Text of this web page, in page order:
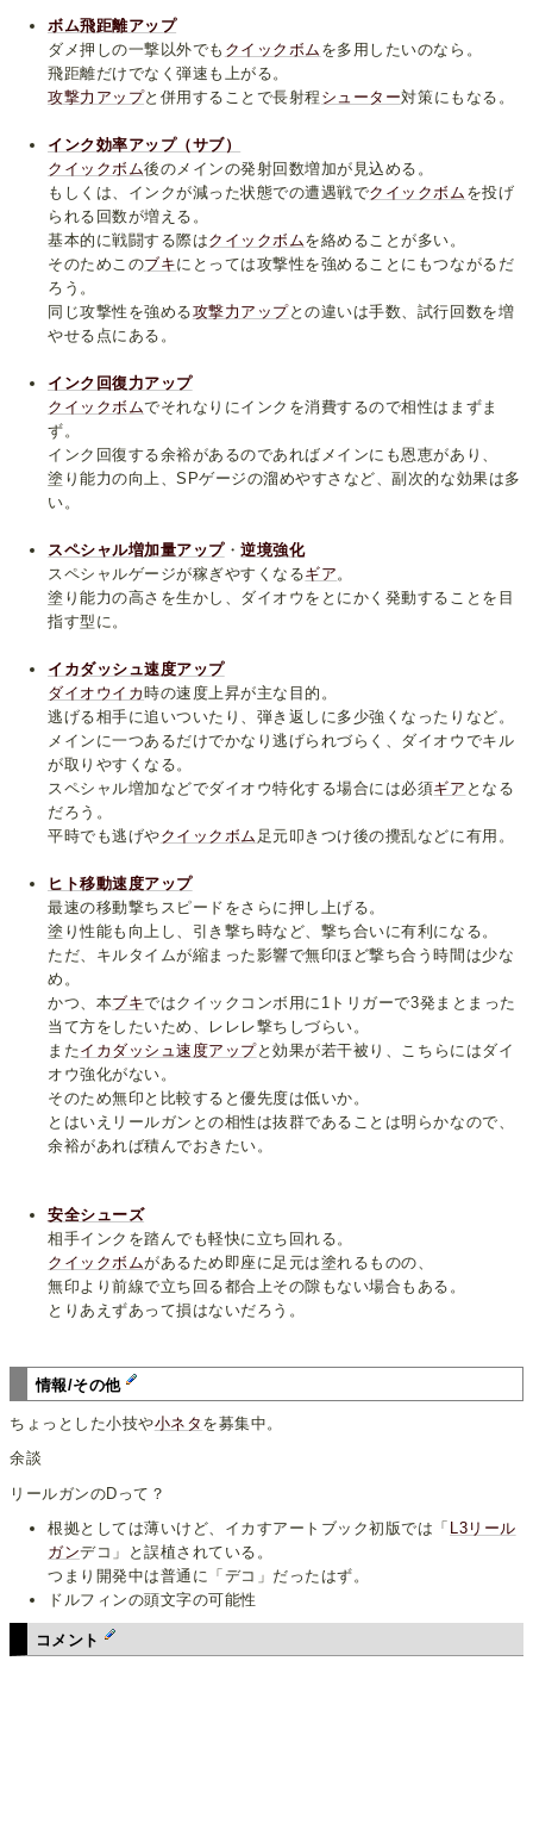
ボム飛距離アップ
ダメ押しの一撃以外でも クイックボム を多用したいのなら。
飛距離だけでなく弾速も上がる。
攻撃力アップと併用することで長射程 シューター対策にもなる。
インク効率アップ（サブ）
クイックボム後のメインの発射回数増加が見込める。
もしくは、インクが減った状態での遭遇戦でクイックボム を投げ
られる回数が増える。
基本的に戦闘する際はクイックボムを絡めることが多い。
そのためこのブキにとっては攻撃性を強めることにもつながるだ
ろう。
同じ攻撃性を強める攻撃力アップとの違いは手数、試行回数を増
やせる点にある。
インク回復力アップ
クイックボムでそれなりにインクを消費するので相性はまずま
ず。
インク回復する余裕があるのであればメインにも恩恵があり、
塗り能力の向上、SPゲージの溜めやすさなど、副次的な効果は多
い。
スペシャル増加量アップ・逆境強化
スペシャルゲージが稼ぎやすくなるギア 。
塗り能力の高さを生かし、ダイオウをとにかく発動することを目
指す型に。
イカダッシュ速度アップ
ダイオウイカ時の速度上昇が主な目的。
逃げる相手に追いついたり、弾き返しに多少強くなったりなど。
メインに一つあるだけでかなり逃げられづらく、ダイオウでキル
が取りやすくなる。
スペシャル増加などでダイオウ特化する場合には必須ギア となる
だろう。
平時でも逃げやクイックボム 足元叩きつけ後の攪乱などに有用。
ヒト移動速度アップ
最速の移動撃ちスピードをさらに押し上げる。
塗り性能も向上し、引き撃ち時など、撃ち合いに有利になる。
ただ、キルタイムが縮まった影響で無印ほど撃ち合う時間は少な
め。
かつ、本ブキではクイックコンボ用に1トリガーで3発まとまった
当て方をしたいため、レレレ撃ちしづらい。
またイカダッシュ速度アップと効果が若干被り、こちらにはダイ
オウ強化がない。
そのため無印と比較すると優先度は低いか。
とはいえリールガンとの相性は抜群であることは明らかなので、
余裕があれば積んでおきたい。
安全シューズ
相手インクを踏んでも軽快に立ち回れる。
クイックボムがあるため即座に足元は塗れるものの、
無印より前線で立ち回る都合上その隙もない場合もある。
とりあえずあって損はないだろう。
情報/その他
ちょっとした小技や小ネタ を募集中。
余談
リールガンのDって？
根拠としては薄いけど、イカすアートブック初版では「 L3リール
ガンデコ」と誤植されている。
つまり開発中は普通に「デコ」だったはず。
ドルフィンの頭文字の可能性
コメント